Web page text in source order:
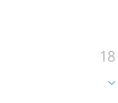
18